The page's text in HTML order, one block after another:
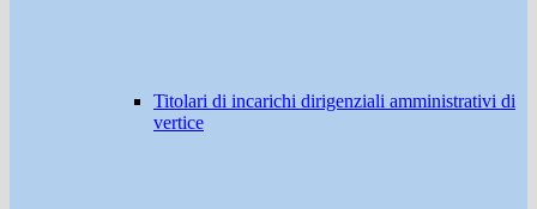
Titolari di incarichi dirigenziali amministrativi di
vertice